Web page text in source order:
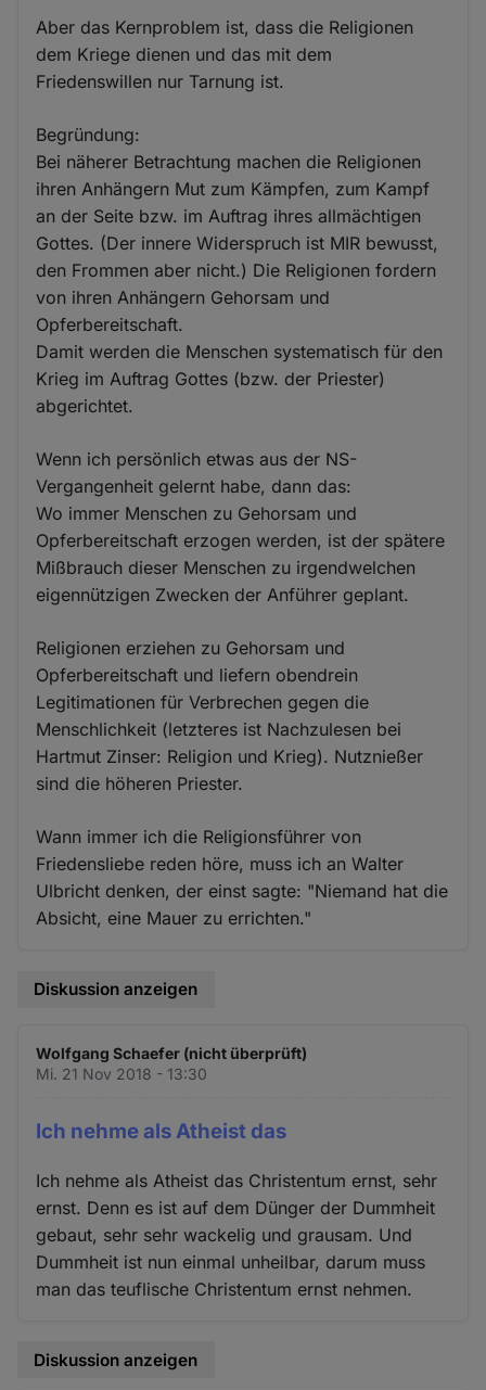
Aber das Kernproblem ist, dass die Religionen
dem Kriege dienen und das mit dem
Friedenswillen nur Tarnung ist.
Begründung:
Bei näherer Betrachtung machen die Religionen
ihren Anhängern Mut zum Kämpfen, zum Kampf
an der Seite bzw. im Auftrag ihres allmächtigen
Gottes. (Der innere Widerspruch ist MIR bewusst,
den Frommen aber nicht.) Die Religionen fordern
von ihren Anhängern Gehorsam und
Opferbereitschaft.
Damit werden die Menschen systematisch für den
Krieg im Auftrag Gottes (bzw. der Priester)
abgerichtet.
Wenn ich persönlich etwas aus der NS-
Vergangenheit gelernt habe, dann das:
Wo immer Menschen zu Gehorsam und
Opferbereitschaft erzogen werden, ist der spätere
Mißbrauch dieser Menschen zu irgendwelchen
eigennützigen Zwecken der Anführer geplant.
Religionen erziehen zu Gehorsam und
Opferbereitschaft und liefern obendrein
Legitimationen für Verbrechen gegen die
Menschlichkeit (letzteres ist Nachzulesen bei
Hartmut Zinser: Religion und Krieg). Nutznießer
sind die höheren Priester.
Wann immer ich die Religionsführer von
Friedensliebe reden höre, muss ich an Walter
Ulbricht denken, der einst sagte: "Niemand hat die
Absicht, eine Mauer zu errichten."
Diskussion anzeigen
Wolfgang Schaefer (nicht überprüft)
Mi. 21 Nov 2018 - 13:30
Ich nehme als Atheist das
Ich nehme als Atheist das Christentum ernst, sehr
ernst. Denn es ist auf dem Dünger der Dummheit
gebaut, sehr sehr wackelig und grausam. Und
Dummheit ist nun einmal unheilbar, darum muss
man das teuflische Christentum ernst nehmen.
Diskussion anzeigen